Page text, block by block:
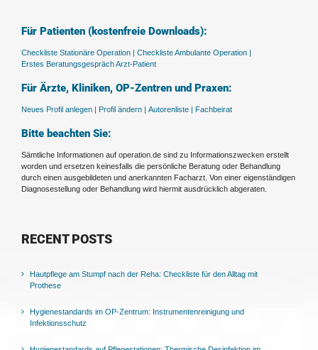
Für Patienten (kostenfreie Downloads):
Checkliste Stationäre Operation | Checkliste Ambulante Operation |
Erstes Beratungsgespräch Arzt-Patient
Für Ärzte, Kliniken, OP-Zentren und Praxen:
Neues Profil anlegen | Profil ändern | Autorenliste | Fachbeirat
Bitte beachten Sie:
Sämtliche Informationen auf operation.de sind zu Informationszwecken erstellt
worden und ersetzen keinesfalls die persönliche Beratung oder Behandlung
durch einen ausgebildeten und anerkannten Facharzt. Von einer eigenständigen
Diagnosestellung oder Behandlung wird hiermit ausdrücklich abgeraten.
RECENT POSTS
Hautpflege am Stumpf nach der Reha: Checkliste für den Alltag mit
Prothese
Hygienestandards im OP-Zentrum: Instrumentenreinigung und
Infektionsschutz